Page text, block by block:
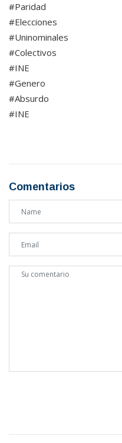
#Paridad
#Elecciones
#Uninominales
#Colectivos
#INE
#Genero
#Absurdo
#INE
Comentarios